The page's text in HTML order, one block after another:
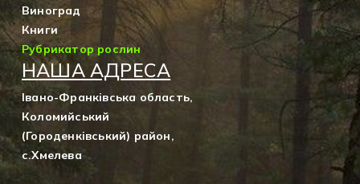
Виноград
Книги
Рубрикатор рослин
НАША АДРЕСА
Івано-Франківська область,
Коломийський
(Городенківський) район,
с.Хмелева